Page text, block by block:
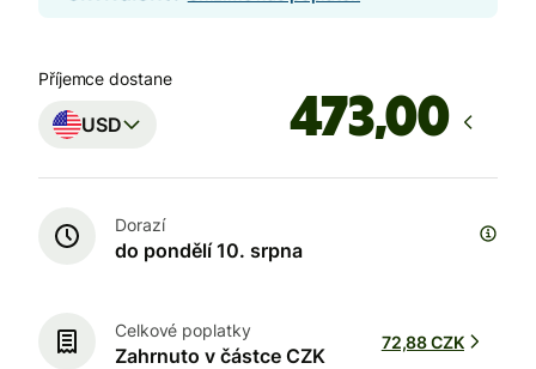
Příjemce dostane
USD ,00
Dorazí
do pondělí 10. srpna
Celkové poplatky
Zahrnuto v částce CZK
72,88 CZK